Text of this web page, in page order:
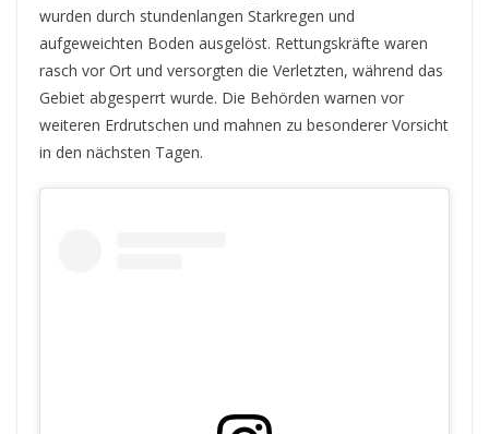
wurden durch stundenlangen Starkregen und
aufgeweichten Boden ausgelöst. Rettungskräfte waren
rasch vor Ort und versorgten die Verletzten, während das
Gebiet abgesperrt wurde. Die Behörden warnen vor
weiteren Erdrutschen und mahnen zu besonderer Vorsicht
in den nächsten Tagen.